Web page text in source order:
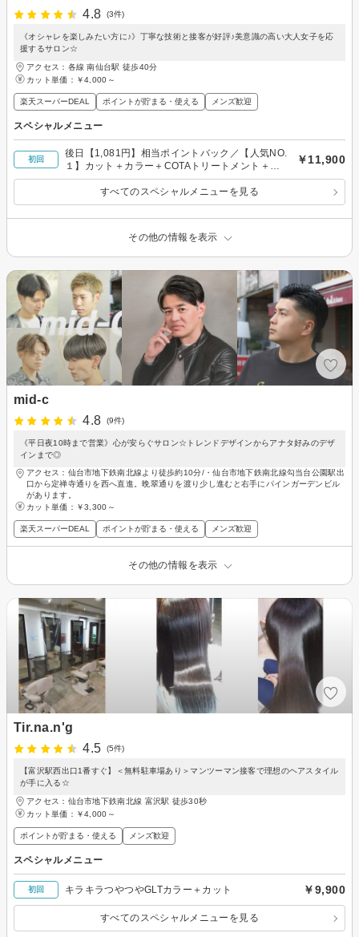
4.8
(3件)
《オシャレを楽しみたい方に♪》丁寧な技術と接客が好評♪美意識の高い大人女子を応
援するサロン☆
アクセス：各線 南仙台駅 徒歩40分
カット単価： ￥4,000～
楽天スーパーDEAL ポイントが貯まる・使える メンズ歓迎
スペシャルメニュー
初回
後日【1,081円】相当ポイントバック／【人気NO.
１】カット＋カラー＋COTAトリートメント＋
marbb
￥11,900
すべてのスペシャルメニューを見る
その他の情報を表示
mid-c
4.8
(9件)
《平日夜10時まで営業》心が安らぐサロン☆トレンドデザインからアナタ好みのデザ
インまで◎
アクセス：仙台市地下鉄南北線より徒歩約10分/・仙台市地下鉄南北線勾当台公園駅出
口から定禅寺通りを西へ直進。晩翠通りを渡り少し進むと右手にパインガーデンビル
があります。
カット単価： ￥3,300～
楽天スーパーDEAL ポイントが貯まる・使える メンズ歓迎
その他の情報を表示
Tir.na.n'g
4.5
(5件)
【富沢駅西出口1番すぐ】＜無料駐車場あり＞マンツーマン接客で理想のヘアスタイル
が手に入る☆
アクセス：仙台市地下鉄南北線 富沢駅 徒歩30秒
カット単価： ￥4,000～
ポイントが貯まる・使える メンズ歓迎
スペシャルメニュー
初回 キラキラつやつやGLTカラー＋カット ￥9,900
すべてのスペシャルメニューを見る